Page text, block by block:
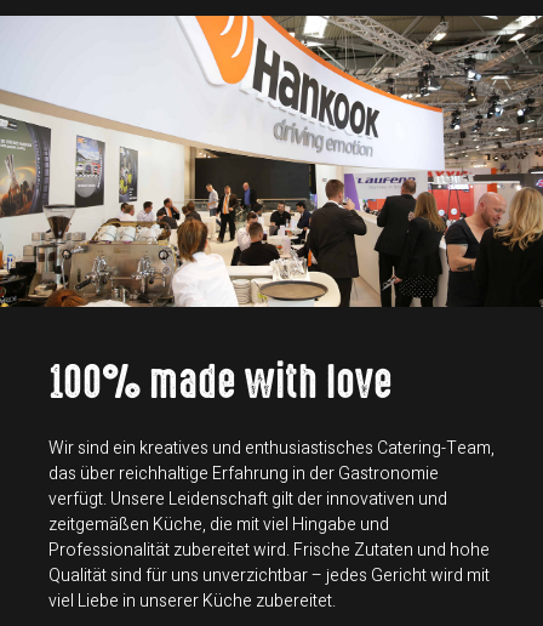
100% made with love
Wir sind ein kreatives und enthusiastisches Catering-Team,
das über reichhaltige Erfahrung in der Gastronomie
verfügt. Unsere Leidenschaft gilt der innovativen und
zeitgemäßen Küche, die mit viel Hingabe und
Professionalität zubereitet wird. Frische Zutaten und hohe
Qualität sind für uns unverzichtbar – jedes Gericht wird mit
viel Liebe in unserer Küche zubereitet.